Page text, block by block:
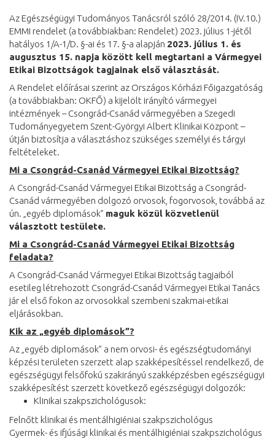
Az Egészségügyi Tudományos Tanácsról szóló 28/2014. (IV.10.)
EMMI rendelet (a továbbiakban: Rendelet) 2023. július 1-jétől
hatályos 1/A-1/D. §-ai és 17. §-a alapján 2023. július 1. és
augusztus 15. napja között kell megtartani a Vármegyei
Etikai Bizottságok tagjainak első választását.
A Rendelet előírásai szerint az Országos Kórházi Főigazgatóság
(a továbbiakban: OKFŐ) a kijelölt irányító vármegyei
intézmények – Csongrád-Csanád vármegyében a Szegedi
Tudományegyetem Szent-Györgyi Albert Klinikai Központ –
útján biztosítja a választáshoz szükséges személyi és tárgyi
feltételeket.
Mi a Csongrád-Csanád Vármegyei Etikai Bizottság?
A Csongrád-Csanád Vármegyei Etikai Bizottság a Csongrád-
Csanád vármegyében dolgozó orvosok, fogorvosok, továbbá az
ún. „egyéb diplomások” maguk közül közvetlenül
választott testülete.
Mi a Csongrád-Csanád Vármegyei Etikai Bizottság
feladata?
A Csongrád-Csanád Vármegyei Etikai Bizottság tagjaiból
esetileg létrehozott Csongrád-Csanád Vármegyei Etikai Tanács
jár el első fokon az orvosokkal szembeni szakmai-etikai
eljárásokban.
Kik az „egyéb diplomások”?
Az „egyéb diplomások” a nem orvosi- és egészségtudományi
képzési területen szerzett alap szakképesítéssel rendelkező, de
egészségügyi felsőfokú szakirányú szakképzésben egészségügyi
szakképesítést szerzett következő egészségügyi dolgozók:
Klinikai szakpszichológusok:
Felnőtt klinikai és mentálhigiéniai szakpszichológus
Gyermek- és ifjúsági klinikai és mentálhigiéniai szakpszichológus